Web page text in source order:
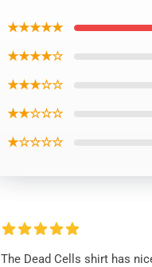
★★★★★
★★★★☆
★★★☆☆
★★☆☆☆
★☆☆☆☆
The Dead Cells shirt has